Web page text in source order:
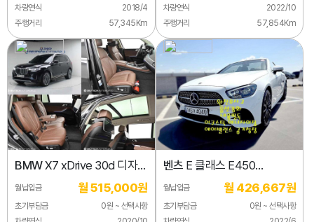
차량연식
2018/4
주행거리
57,345Km
차량연식
2022/10
주행거리
57,854Km
BMWX7 xDrive 30d 디자인
퓨어 엑셀런스 7인승
월납입금 월 515,000원
초기부담금
0원 ~ 선택사항
벤츠 E 클래스 E450
4MATIC 카브리올레
월납입금 월 426,667원
초기부담금
0원 ~ 선택사항